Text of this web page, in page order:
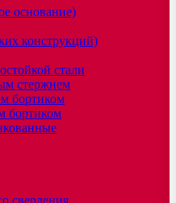
основание)
конструкций)
стали
стержнем
бортиком
бортиком
сверления